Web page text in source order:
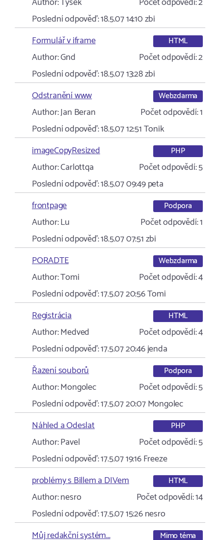
Poslední odpověď:18.5.07 14:10zbi
Formulář v iframe
HTML
Author:Gnd Počet odpovědí:2
Poslední odpověď:18.5.07 13:28zbi
Odstranění www
Webzdarma
Author:Jan Beran Počet odpovědí:1
Poslední odpověď:18.5.07 12:51Tonik
imageCopyResized
PHP
Author:Carlottqa Počet odpovědí:5
Poslední odpověď:18.5.07 09:49peta
frontpage
Podpora
Author:Lu Počet odpovědí:1
Poslední odpověď:18.5.07 07:51zbi
PORADTE
Webzdarma
Author:Tomi Počet odpovědí:4
Poslední odpověď:17.5.07 20:56Tomi
Registrácia
HTML
Author:Medved Počet odpovědí:4
Poslední odpověď:17.5.07 20:46jenda
Řazení souborů
Podpora
Author:Mongolec Počet odpovědí:5
Poslední odpověď:17.5.07 20:07Mongolec
Náhled a Odeslat
PHP
Author:Pavel Počet odpovědí:5
Poslední odpověď:17.5.07 19:16Freeze
problémy s Billem a DIVem
HTML
Author:nesro Počet odpovědí:14
Poslední odpověď:17.5.07 15:26nesro
Můj redakční systém...
Mimo téma